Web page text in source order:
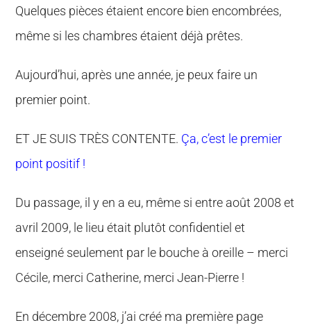
Quelques pièces étaient encore bien encombrées,
même si les chambres étaient déjà prêtes.
Aujourd’hui, après une année, je peux faire un
premier point.
ET JE SUIS TRÈS CONTENTE. Ça, c’est le premier
point positif !
Du passage, il y en a eu, même si entre août 2008 et
avril 2009, le lieu était plutôt confidentiel et
enseigné seulement par le bouche à oreille – merci
Cécile, merci Catherine, merci Jean-Pierre !
En décembre 2008, j’ai créé ma première page